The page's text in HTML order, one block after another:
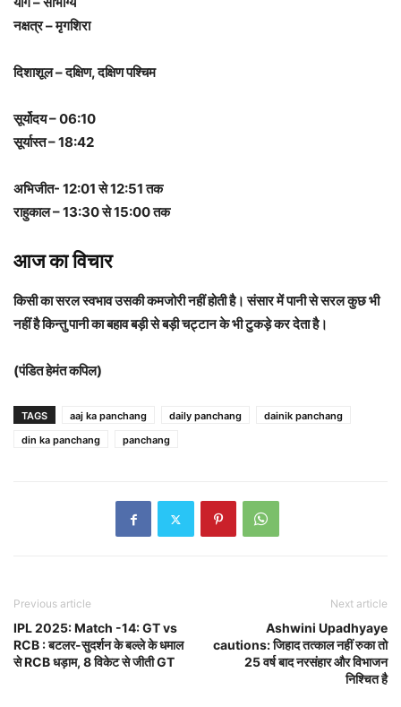
नक्षत्र – मृगशिरा
दिशाशूल – दक्षिण, दक्षिण पश्चिम
सूर्योदय – 06:10
सूर्यास्त – 18:42
अभिजीत- 12:01 से 12:51 तक
राहुकाल – 13:30 से 15:00 तक
आज का विचार
किसी का सरल स्वभाव उसकी कमजोरी नहीं होती है। संसार में पानी से सरल कुछ भी
नहीं है किन्तु पानी का बहाव बड़ी से बड़ी चट्टान के भी टुकड़े कर देता है।
(पंडित हेमंत कपिल)
TAGS aaj ka panchang daily panchang
dainik panchang
din ka panchang
panchang
Previous article
IPL 2025: Match -14: GT vs
RCB : बटलर-सुदर्शन के बल्ले के धमाल
से RCB धड़ाम, 8 विकेट से जीती GT
Next article
Ashwini Upadhyaye
cautions: जिहाद तत्काल नहीं रुका तो
25 वर्ष बाद नरसंहार और विभाजन
निश्चित है